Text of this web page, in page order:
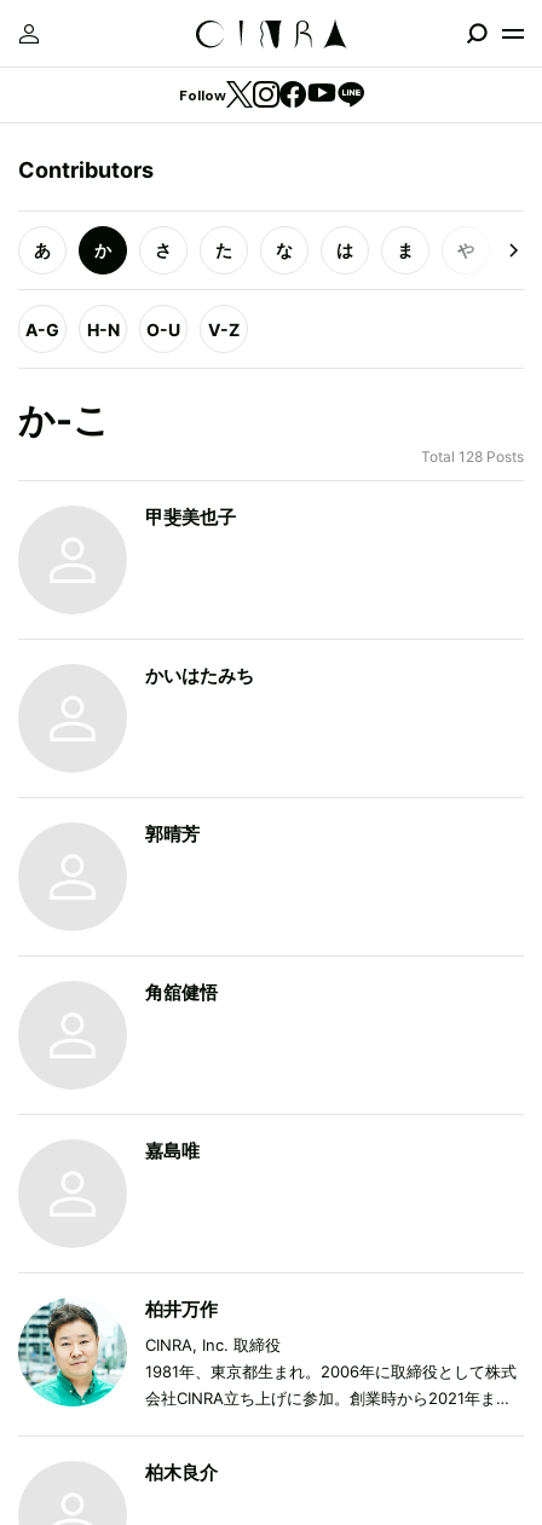
Follow
Contributors
あ か さ た な は ま や
A-G H-N O-U V-Z
か-こ
Total 128 Posts
甲斐美也子
かいはたみち
郭晴芳
角舘健悟
嘉島唯
柏井万作
CINRA, Inc. 取締役
1981年、東京都生まれ。2006年に取締役として株式
会社CINRA立ち上げに参加。創業時から2021年まで3
ューサーとして入場無料の音楽イベント
柏木良介